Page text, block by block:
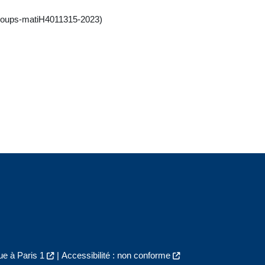
matiH4011315-2023)
à Paris 1 | Accessibilité : non conforme